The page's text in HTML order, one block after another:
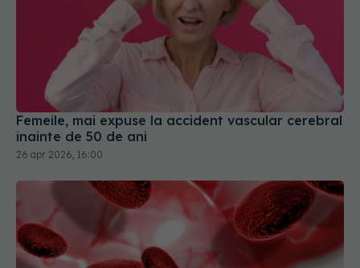
Femeile, mai expuse la accident vascular cerebral
înainte de 50 de ani
26 apr 2026, 16:00